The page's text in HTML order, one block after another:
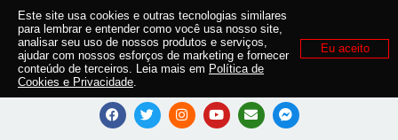
Este site usa cookies e outras tecnologias similares
para lembrar e entender como você usa nosso site,
analisar seu uso de nossos produtos e serviços,
ajudar com nossos esforços de marketing e fornecer
conteúdo de terceiros. Leia mais em Política de
Cookies e Privacidade.
Eu aceito